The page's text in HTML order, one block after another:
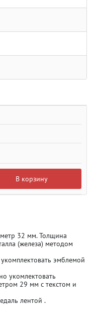
В корзину
32 мм. Толщина
(железа) методом
эмблемой
укомлектовать
29 мм с текстом и
лентой .